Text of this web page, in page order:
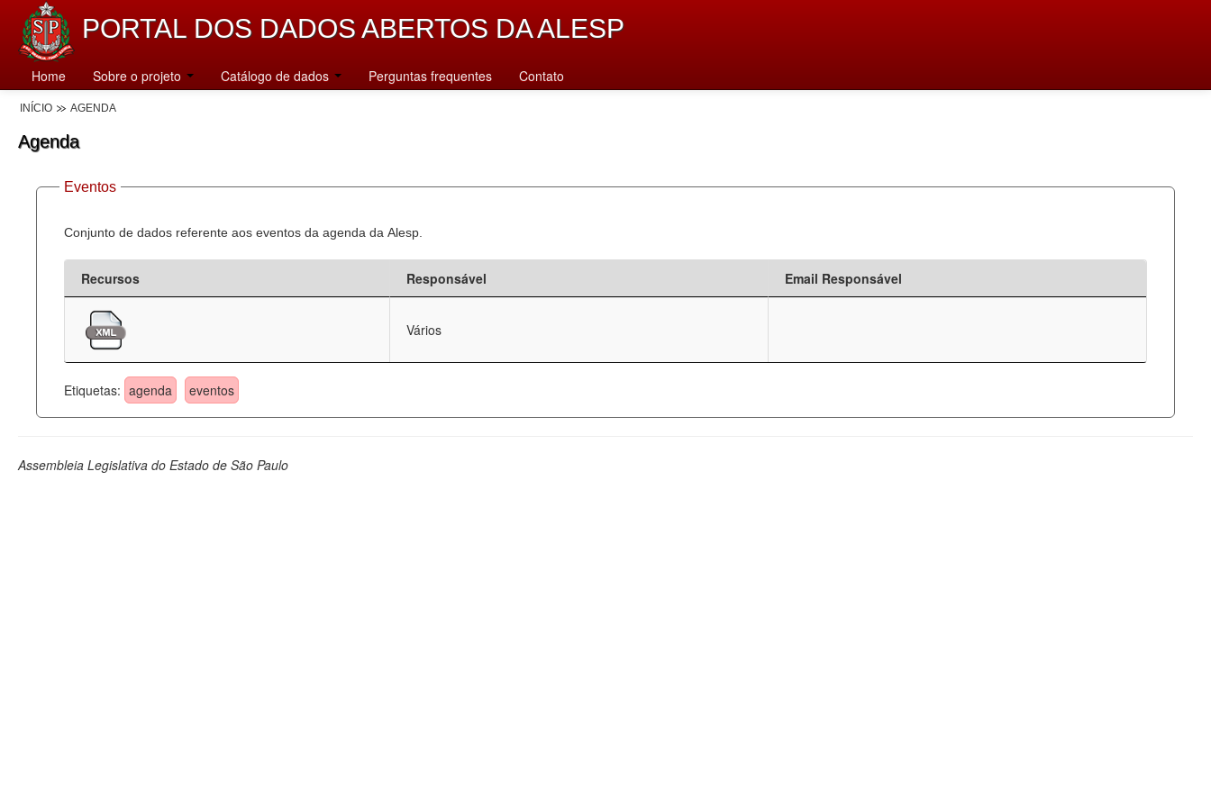
PORTAL DOS DADOS ABERTOS DA ALESP
Home Sobre o projeto Catálogo de dados Perguntas frequentes Contato
INÍCIO AGENDA
Agenda
Eventos
Conjunto de dados referente aos eventos da agenda da Alesp.
Recursos Responsável Email Responsável
Vários
Etiquetas: agenda eventos
Assembleia Legislativa do Estado de São Paulo